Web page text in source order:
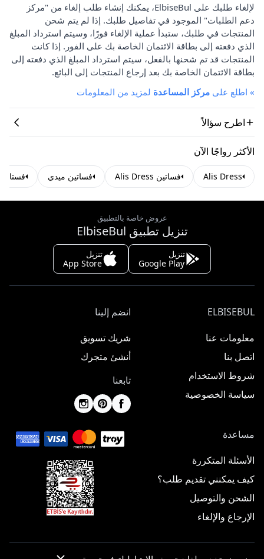
لإلغاء طلبك على ElbiseBul، يمكنك إنشاء طلب إلغاء من "مركز
دعم الطلبات" الموجود في تفاصيل طلبك. إذا لم يتم شحن
المنتجات في طلبك، ستبدأ عملية الإلغاء فورًا، وسيتم استرداد المبلغ
الذي دفعته إلى بطاقة الائتمان الخاصة بك على الفور. إذا كانت
المنتجات قد تم شحنها بالفعل، سيتم استرداد المبلغ الذي دفعته إلى
بطاقة الائتمان الخاصة بك بعد إرجاع المنتجات إلى البائع.
» اطلع على مركز المساعدة لمزيد من المعلومات
اطرح سؤالاً
الأكثر رواجًا الآن
Alis Dress فساتين Alis Dress فساتين ميدي فستان
عروض خاصة بالتطبيق
تنزيل تطبيق ElbiseBul
تنزيل
Google Play
تنزيل
App Store
ELBISEBUL
معلومات عنا
اتصل بنا
شروط الاستخدام
سياسة الخصوصية
انضم إلينا
شريك تسويق
أنشئ متجرك
تابعنا
مساعدة
الأسئلة المتكررة
كيف يمكنني تقديم طلب؟
الشحن والتوصيل
الإرجاع والإلغاء